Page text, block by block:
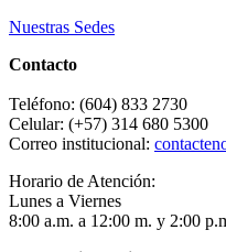
Nuestras Sedes
Contacto
Teléfono: (604) 833 2730
Celular: (+57) 314 680 5300
Correo institucional:
Horario de Atención:
Lunes a Viernes
8:00 a.m. a 12:00 m. y 2:00